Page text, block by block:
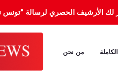
الحصري لرسالة "تونس نيوز" الإخبارية
من نحن